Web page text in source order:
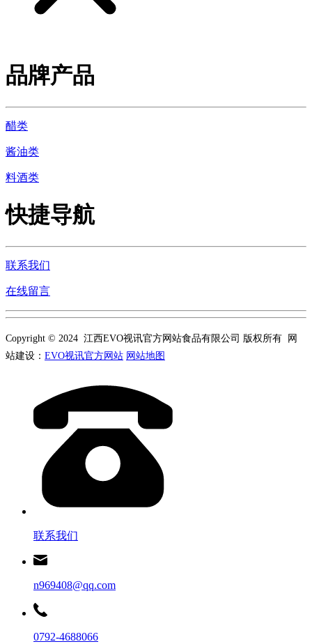
品牌产品
醋类
酱油类
料酒类
快捷导航
联系我们
在线留言
Copyright © 2024 江西EVO视讯官方网站食品有限公司 版权所有 网
站建设： EVO视讯官方网站 网站地图
联系我们
n969408@qq.com
0792-4688066